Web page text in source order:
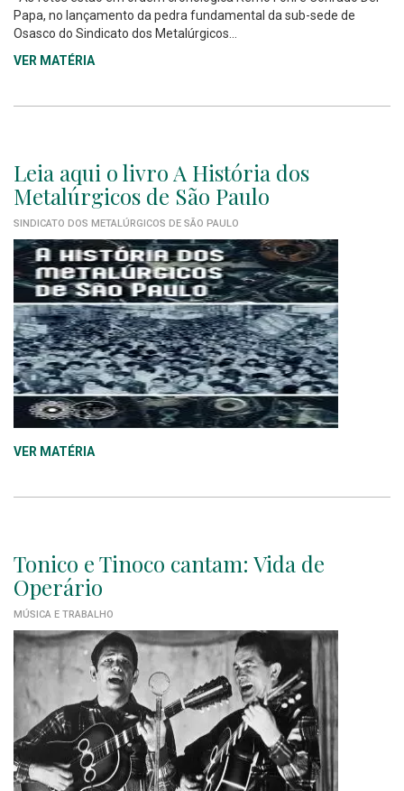
Papa, no lançamento da pedra fundamental da sub-sede de
Osasco do Sindicato dos Metalúrgicos...
VER MATÉRIA
Leia aqui o livro A História dos
Metalúrgicos de São Paulo
SINDICATO DOS METALÚRGICOS DE SÃO PAULO
VER MATÉRIA
Tonico e Tinoco cantam: Vida de
Operário
MÚSICA E TRABALHO